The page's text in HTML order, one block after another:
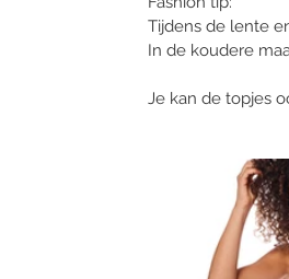
Tijdens de lente
In de koudere
Je kan de topjes